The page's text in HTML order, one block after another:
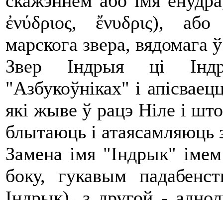
ἐνύδριος, ἔνυδρις),
марскога звера, вядомага
Звер Індрыя ці
"Азбукоўніках" і
які жыве ў рацэ Ніле і
блытаюць і атаясамляюць
Замена імя "Індрык"
боку, гукавым